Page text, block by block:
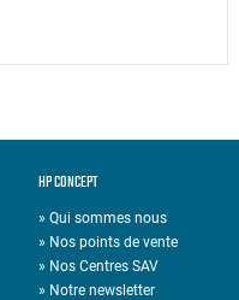
HP CONCEPT
» Qui sommes nous
» Nos points de vente
» Nos Centres SAV
» Notre newsletter